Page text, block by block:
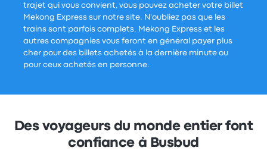
trajet qui vous convient, vous pouvez acheter votre billet
Mekong Express sur notre site. N'oubliez pas que les
trains sont parfois complets. Mekong Express et les
autres compagnies vous feront en général payer plus
cher pour des billets achetés à la dernière minute ou
pour ceux achetés en personne.
Des voyageurs du monde entier font
confiance à Busbud